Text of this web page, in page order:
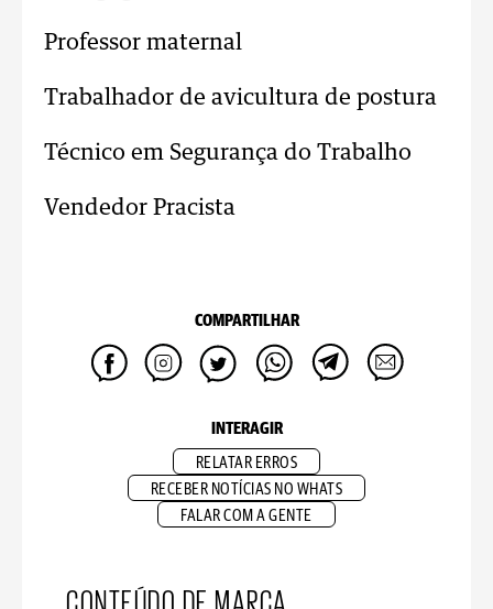
Professor maternal
Trabalhador de avicultura de postura
Técnico em Segurança do Trabalho
Vendedor Pracista
COMPARTILHAR
INTERAGIR
RELATAR ERROS
RECEBER NOTÍCIAS NO WHATS
FALAR COM A GENTE
CONTEÚDO DE MARCA